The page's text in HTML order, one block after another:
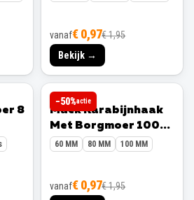
vanaf€ 0,97€ 1,95
Bekijk →
8
−50%actie
MACK
Mack Karabijnhaak
Met Borgmoer 100
mm
60 MM 80 MM 100 MM
vanaf€ 0,97€ 1,95